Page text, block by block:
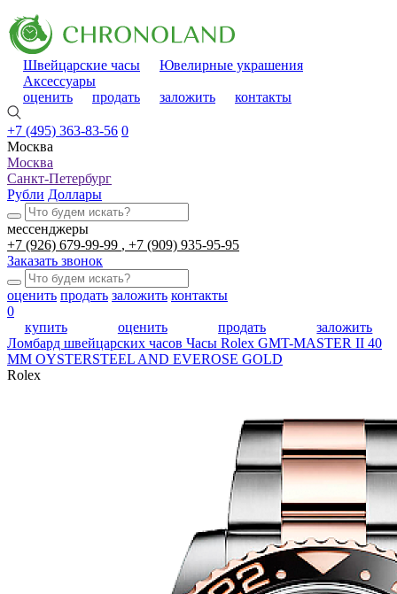
Швейцарские часы
Ювелирные украшения
Аксессуары
оценить
продать заложить контакты
+7 (495) 363-83-56 0
Москва
Москва
Санкт-Петербург
Рубли Доллары
мессенджеры
+7 (926) 679-99-99
+7 (909) 935-95-95
Заказать звонок
оценить продать заложить контакты
0
купить
оценить продать
заложить
Ломбард швейцарских часов Часы Rolex GMT-MASTER II 40
MM OYSTERSTEEL AND EVEROSE GOLD
Rolex